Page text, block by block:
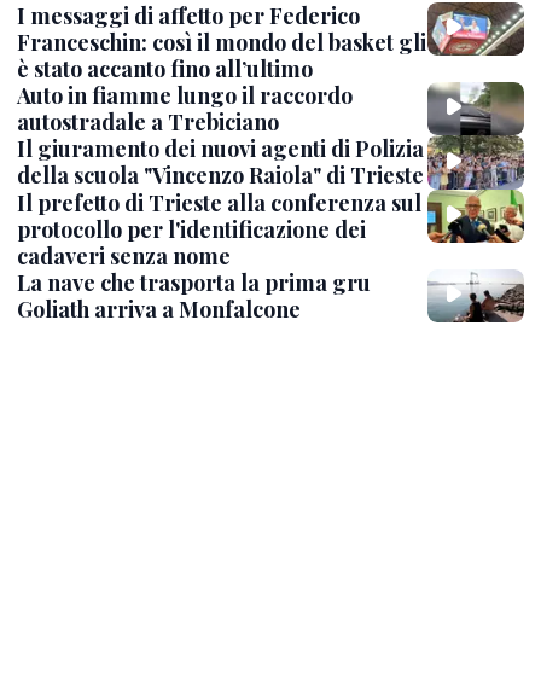
I messaggi di affetto per Federico
Franceschin: così il mondo del basket gli
è stato accanto fino all’ultimo
Auto in fiamme lungo il raccordo
autostradale a Trebiciano
Il giuramento dei nuovi agenti di Polizia
della scuola "Vincenzo Raiola" di Trieste
Il prefetto di Trieste alla conferenza sul
protocollo per l'identificazione dei
cadaveri senza nome
La nave che trasporta la prima gru
Goliath arriva a Monfalcone